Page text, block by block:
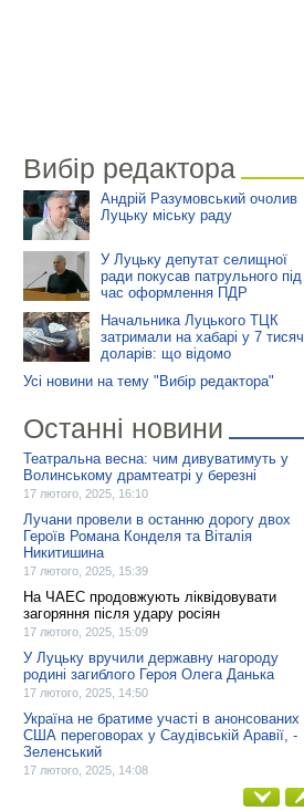
Вибір редактора
Андрій Разумовський очолив
Луцьку міську раду
У Луцьку депутат селищної
ради покусав патрульного під
час оформлення ПДР
Начальника Луцького ТЦК
затримали на хабарі у 7 тисяч
доларів: що відомо
Усі новини на тему "Вибір редактора"
Останні новини
Театральна весна: чим дивуватимуть у
Волинському драмтеатрі у березні
17 лютого, 2025, 16:10
Лучани провели в останню дорогу двох
Героїв Романа Конделя та Віталія
Никитишина
17 лютого, 2025, 15:39
На ЧАЕС продовжують ліквідовувати
загоряння після удару росіян
17 лютого, 2025, 15:09
У Луцьку вручили державну нагороду
родині загиблого Героя Олега Данька
17 лютого, 2025, 14:50
Україна не братиме участі в анонсованих
США переговорах у Саудівській Аравії, -
Зеленський
17 лютого, 2025, 14:08